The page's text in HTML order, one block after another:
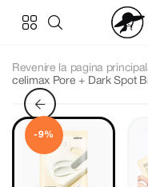
Revenire la pagina
celimax Pore + Dark Spot
-9%